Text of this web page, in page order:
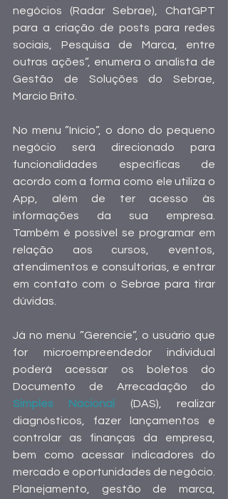
negócios (Radar Sebrae), ChatGPT
para a criação de posts para redes
sociais, Pesquisa de Marca, entre
outras ações”, enumera o analista de
Gestão de Soluções do Sebrae,
Marcio Brito.
No menu ”Início”, o dono do pequeno
negócio será direcionado para
funcionalidades específicas de
acordo com a forma como ele utiliza o
App, além de ter acesso às
informações da sua empresa.
Também é possível se programar em
relação aos cursos, eventos,
atendimentos e consultorias, e entrar
em contato com o Sebrae para tirar
dúvidas.
Já no menu ”Gerencie”, o usuário que
for microempreendedor individual
poderá acessar os boletos do
Simples Nacional
(DAS), realizar
diagnósticos, fazer lançamentos e
controlar as finanças da empresa,
bem como acessar indicadores do
mercado e oportunidades de negócio.
Planejamento, gestão de marca,